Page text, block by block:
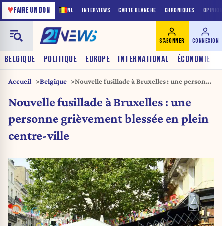
NL INTERVIEWS CARTE BLANCHE CHRONIQUES
♥FAIRE UN DON
BELGIQUE POLITIQUE EUROPE INTERNATIONAL ÉCONOMIE
S'ABONNER CONNEXION
Accueil Belgique
Nouvelle fusillade à Bruxelles : une personne
Nouvelle fusillade à Bruxelles : une
personne grièvement blessée en plein
centre-ville